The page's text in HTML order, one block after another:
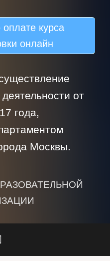
курса
онлайн
от
года,
Москвы.